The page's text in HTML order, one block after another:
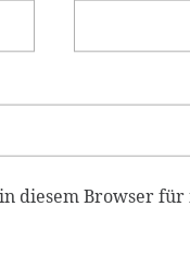
diesem Browser